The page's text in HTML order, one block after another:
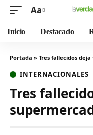
Aa
Inicio Destacado
Portada » Tres fallecidos
INTERNACIONALES
Tres